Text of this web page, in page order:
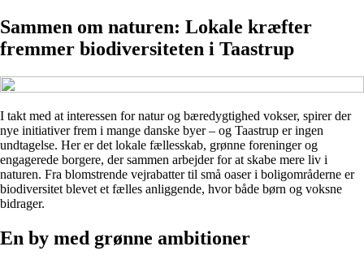
Sammen om naturen: Lokale kræfter
fremmer biodiversiteten i Taastrup
I takt med at interessen for natur og bæredygtighed vokser, spirer der
nye initiativer frem i mange danske byer – og Taastrup er ingen
undtagelse. Her er det lokale fællesskab, grønne foreninger og
engagerede borgere, der sammen arbejder for at skabe mere liv i
naturen. Fra blomstrende vejrabatter til små oaser i boligområderne er
biodiversitet blevet et fælles anliggende, hvor både børn og voksne
bidrager.
En by med grønne ambitioner